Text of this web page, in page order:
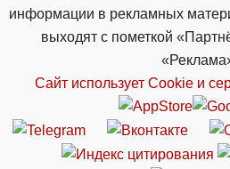
информации в рекламных
выходят с пометкой
Сайт использует Cookie и